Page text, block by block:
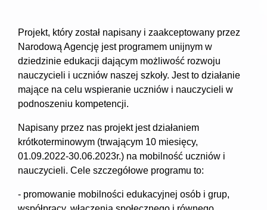
Projekt, który został napisany i zaakceptowany przez
Narodową Agencję jest programem unijnym w
dziedzinie edukacji dającym możliwość rozwoju
nauczycieli i uczniów naszej szkoły. Jest to działanie
mające na celu wspieranie uczniów i nauczycieli w
podnoszeniu kompetencji.
Napisany przez nas projekt jest działaniem
krótkoterminowym (trwającym 10 miesięcy,
01.09.2022-30.06.2023r.) na mobilność uczniów i
nauczycieli. Cele szczegółowe programu to:
- promowanie mobilności edukacyjnej osób i grup,